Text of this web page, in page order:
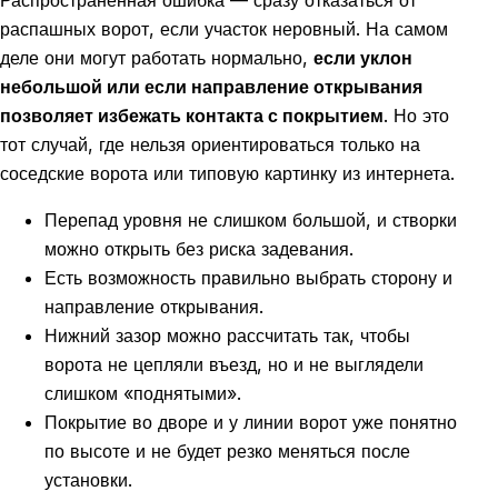
распашных ворот, если участок неровный. На самом
деле они могут работать нормально, если уклон
небольшой или если направление открывания
позволяет избежать контакта с покрытием. Но это
тот случай, где нельзя ориентироваться только на
соседские ворота или типовую картинку из интернета.
Перепад уровня не слишком большой, и створки
можно открыть без риска задевания.
Есть возможность правильно выбрать сторону и
направление открывания.
Нижний зазор можно рассчитать так, чтобы
ворота не цепляли въезд, но и не выглядели
слишком «поднятыми».
Покрытие во дворе и у линии ворот уже понятно
по высоте и не будет резко меняться после
установки.